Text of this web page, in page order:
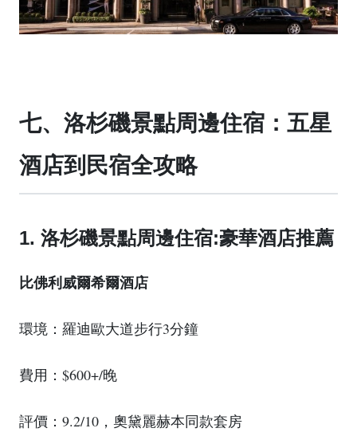
七、洛杉磯景點周邊住宿：五星
酒店到民宿全攻略
1. 洛杉磯景點周邊住宿:豪華酒店推薦
比佛利威爾希爾酒店
環境：羅迪歐大道步行3分鐘
費用：$600+/晚
評價：9.2/10，奧黛麗赫本同款套房